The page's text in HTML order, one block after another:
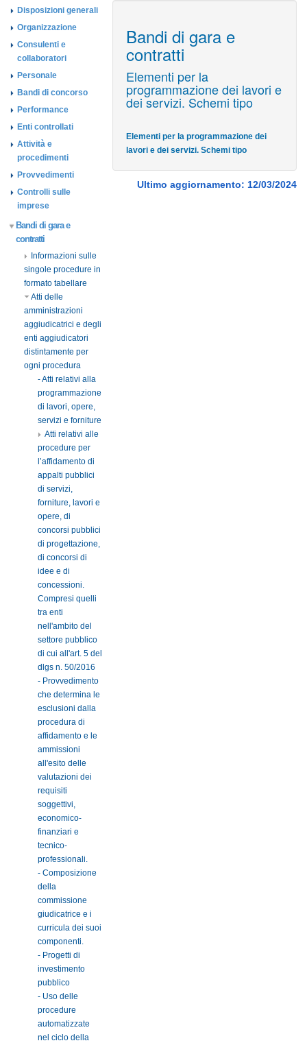
Disposizioni generali
Organizzazione
Consulenti e
collaboratori
Personale
Bandi di concorso
Performance
Enti controllati
Attività e
procedimenti
Provvedimenti
Controlli sulle
imprese
Bandi di gara e
contratti
Informazioni sulle
singole procedure in
formato tabellare
Atti delle
amministrazioni
aggiudicatrici e degli
enti aggiudicatori
distintamente per
ogni procedura
- Atti relativi alla
programmazione
di lavori, opere,
servizi e forniture
Atti relativi alle
procedure per
l’affidamento di
appalti pubblici
di servizi,
forniture, lavori e
opere, di
concorsi pubblici
di progettazione,
di concorsi di
idee e di
concessioni.
Compresi quelli
tra enti
nell'ambito del
settore pubblico
di cui all'art. 5 del
dlgs n. 50/2016
- Provvedimento
che determina le
esclusioni dalla
procedura di
affidamento e le
ammissioni
all'esito delle
valutazioni dei
requisiti
soggettivi,
economico-
finanziari e
tecnico-
professionali.
- Composizione
della
commissione
giudicatrice e i
curricula dei suoi
componenti.
- Progetti di
investimento
pubblico
- Uso delle
procedure
automatizzate
nel ciclo della
Bandi di gara e
contratti
Elementi per la
programmazione dei lavori e
dei servizi. Schemi tipo
Elementi per la programmazione dei
lavori e dei servizi. Schemi tipo
Ultimo aggiornamento: 12/03/2024